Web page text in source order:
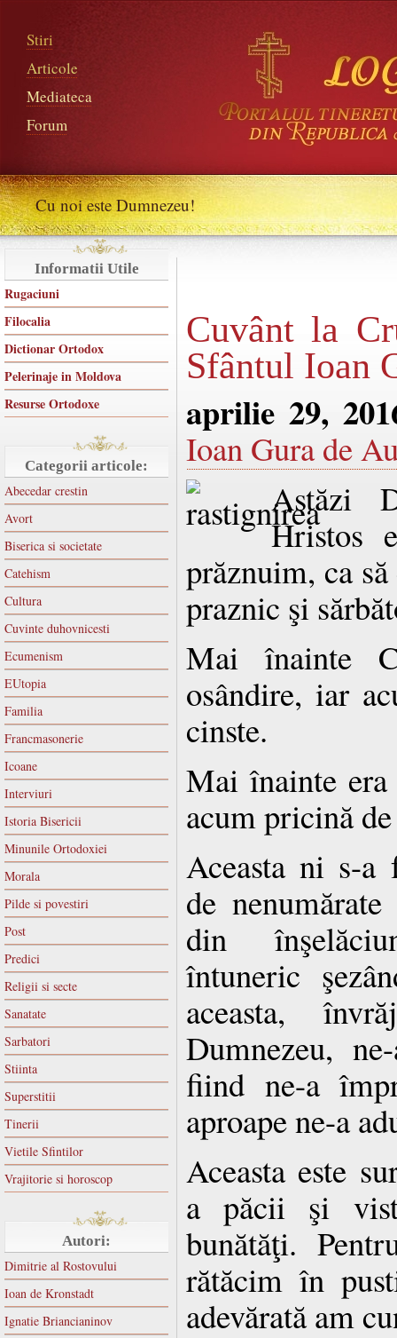
Stiri
Articole
Mediateca
Forum
Cu noi este Dumnezeu!
Informatii Utile
Rugaciuni
Filocalia
Dictionar Ortodox
Pelerinaje in Moldova
Resurse Ortodoxe
Categorii articole:
Abecedar crestin
Avort
Biserica si societate
Catehism
Cultura
Cuvinte duhovnicesti
Ecumenism
EUtopia
Familia
Francmasonerie
Icoane
Interviuri
Istoria Bisericii
Minunile Ortodoxiei
Morala
Pilde si povestiri
Post
Predici
Religii si secte
Sanatate
Sarbatori
Stiinta
Superstitii
Tinerii
Vietile Sfintilor
Vrajitorie si horoscop
Autori:
Dimitrie al Rostovului
Ioan de Kronstadt
Ignatie Briancianinov
Cuvânt la
Sfântul Ioan
aprilie 29,
Ioan Gura de
Astăzi
Hristos
prăznuim, ca
praznic şi
Mai înainte
osândire, iar
cinste.
Mai înainte era
acum pricină
Aceasta ni s-a
de
din
întuneric
aceasta,
Dumnezeu,
fiind ne-a
aproape ne-a
Aceasta este
a păcii şi
bunătăţi.
rătăcim în
adevărată am